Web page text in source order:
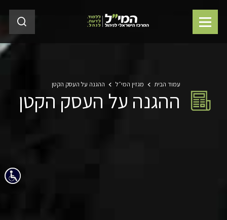
עמוד הבית מגזין המי״ל ההגנה על העסק הקטן
ההגנה על העסק הקטן